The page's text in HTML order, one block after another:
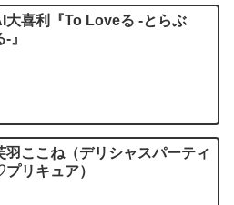
大喜利『To Loveる -とらぶ
-』
羽ここね（デリシャスパーティ
リキュア）